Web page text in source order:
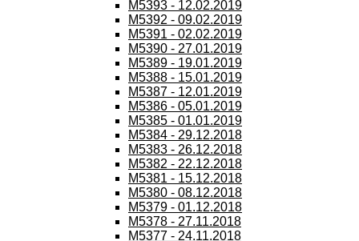
M5393 - 12.02.2019
M5392 - 09.02.2019
M5391 - 02.02.2019
M5390 - 27.01.2019
M5389 - 19.01.2019
M5388 - 15.01.2019
M5387 - 12.01.2019
M5386 - 05.01.2019
M5385 - 01.01.2019
M5384 - 29.12.2018
M5383 - 26.12.2018
M5382 - 22.12.2018
M5381 - 15.12.2018
M5380 - 08.12.2018
M5379 - 01.12.2018
M5378 - 27.11.2018
M5377 - 24.11.2018